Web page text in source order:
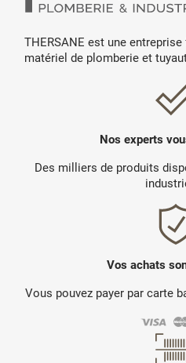
THERSANE est une
matériel de plomberie et
Nos experts
Des milliers de produits
Vos achats
Vous pouvez payer par carte